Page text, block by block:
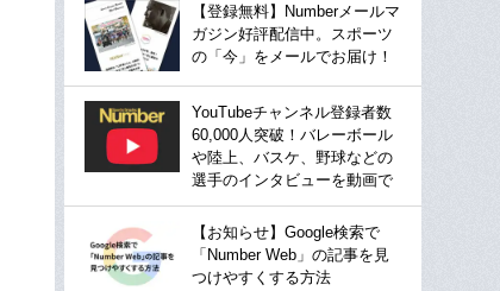
【登録無料】Numberメールマ
ガジン好評配信中。スポーツ
の「今」をメールでお届け！
YouTubeチャンネル登録者数
60,000人突破！バレーボール
や陸上、バスケ、野球などの
選手のインタビューを動画で
【お知らせ】Google検索で
「Number Web」の記事を見
つけやすくする方法